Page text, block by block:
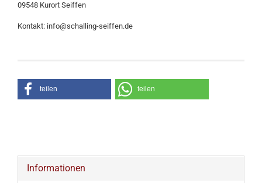
09548 Kurort Seiffen
Kontakt: info@schalling-seiffen.de
teilen teilen
Informationen